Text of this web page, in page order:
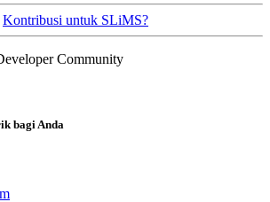
Kontribusi untuk SLiMS?
Community
bagi Anda